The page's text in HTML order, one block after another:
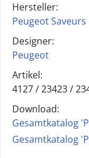
Hersteller:
Peugeot Saveurs
Designer:
Peugeot
Artikel:
4127 /23423 /
Download:
Gesamtkatalog
Gesamtkatalog